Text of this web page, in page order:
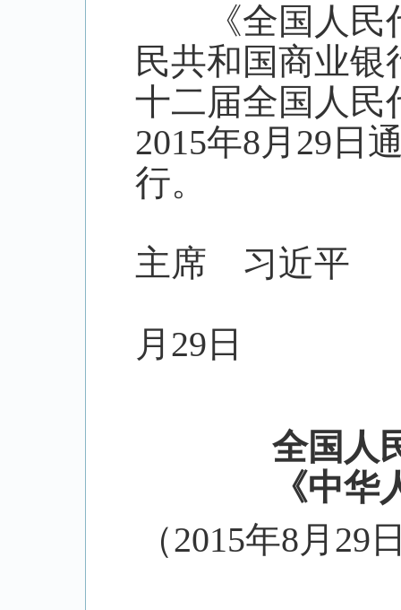
《全国人民代
民共和国商业
十二届全国人民
2015年8月29日
行。
主席 习近平
月29日
全国人
《中
（2015年8月29